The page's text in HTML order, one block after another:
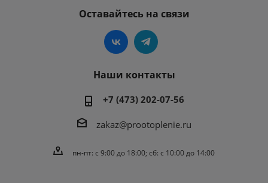
Оставайтесь на связи
Наши контакты
+7 (473) 202-07-56
zakaz@prootoplenie.ru
пн-пт: c 9:00 до 18:00; сб: с 10:00 до 14:00